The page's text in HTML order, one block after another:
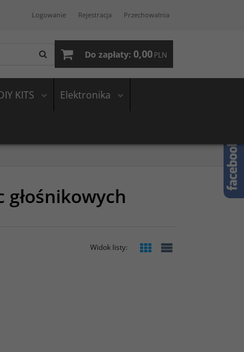
Logowanie Rejestracja Przechowalnia
Do zapłaty: 0,00PLN
KITS Elektronika
Widok listy: